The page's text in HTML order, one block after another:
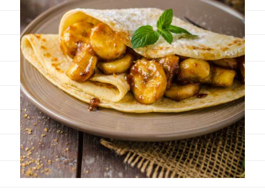
Viandes
Pratique
Mesures conversions
Lexique des différents termes de cuisine
Service du vin
Contact
Mes livres